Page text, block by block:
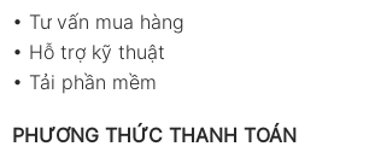
• Tư vấn mua hàng
• Hỗ trợ kỹ thuật
• Tải phần mềm
PHƯƠNG THỨC THANH TOÁN